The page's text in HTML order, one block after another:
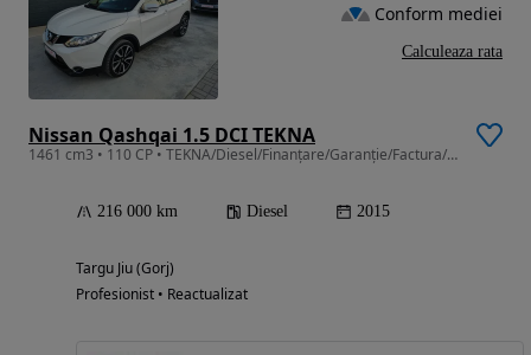
Nissan Qashqai 1.5 DCI TEKNA
1461 cm3 • 110 CP • TEKNA/Diesel/Finanțare/Garanție/Factura/Km reali/BUY BACK
216 000 km Diesel 2015
Targu Jiu (Gorj)
Profesionist • Reactualizat
Conform mediei
Calculeaza rata